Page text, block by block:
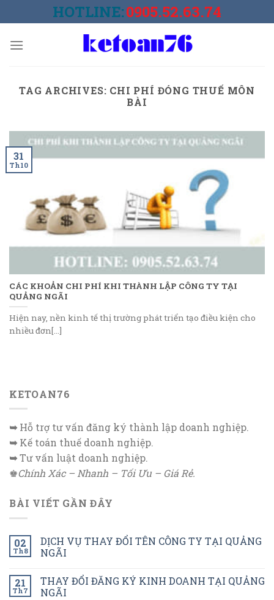
to
HOTLINE:0905.52.63.74
TAG ARCHIVES: CHI PHÍ ĐÓNG THUẾ MÔN
BÀI
CÁC KHOẢN CHI PHÍ KHI THÀNH LẬP CÔNG TY TẠI
QUẢNG NGÃI
Hiện nay, nền kinh tế thị trường phát triển tạo điều kiện cho
nhiều đơn[...]
31
Th10
KETOAN76
➥Hỗ trợ tư vấn đăng ký thành lập doanh nghiệp.
➥Kế toán thuế doanh nghiệp.
➥Tư vấn luật doanh nghiệp.
♚Chính Xác – Nhanh – Tối Ưu – Giá Rẻ.
BÀI VIẾT GẦN ĐÂY
02
Th8
DỊCH VỤ THAY ĐỔI TÊN CÔNG TY TẠI QUẢNG
NGÃI
21
Th7
THAY ĐỔI ĐĂNG KÝ KINH DOANH TẠI QUẢNG
NGÃI